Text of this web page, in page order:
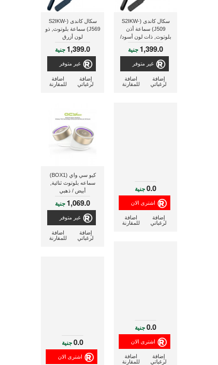
سكال كاندى (S2IKW-
J569) سماعة بلوتوث, ذو
لون أزرق
1,399.0 جنية
غير متوفر
إضافة
لرغباتي
اضافة
للمقارنة
سكال كاندى (S2IKW-
J509) سماعة أذن
بلوتوث, ذات لون أسود/
رمادى
1,399.0 جنية
غير متوفر
إضافة
لرغباتي
اضافة
للمقارنة
كيو سي واي (BOX1)
سماعه بلوتوث ثنائية,
أبيض / ذهبي
1,069.0 جنية
غير متوفر
إضافة
لرغباتي
اضافة
للمقارنة
0.0جنية
إضافة
لرغباتي
اضافة
للمقارنة
0.0جنية
إضافة
لرغباتي
اضافة
للمقارنة
0.0جنية